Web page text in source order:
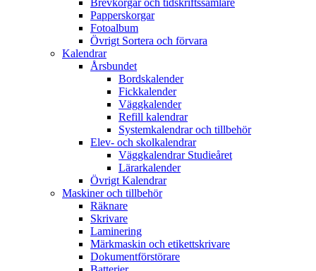
Brevkorgar och tidskriftssamlare
Papperskorgar
Fotoalbum
Övrigt Sortera och förvara
Kalendrar
Årsbundet
Bordskalender
Fickkalender
Väggkalender
Refill kalendrar
Systemkalendrar och tillbehör
Elev- och skolkalendrar
Väggkalendrar Studieåret
Lärarkalender
Övrigt Kalendrar
Maskiner och tillbehör
Räknare
Skrivare
Laminering
Märkmaskin och etikettskrivare
Dokumentförstörare